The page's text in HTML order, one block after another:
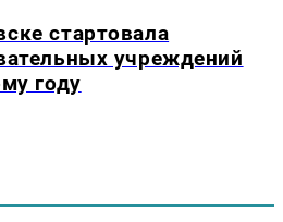
стартовала
учреждений
году